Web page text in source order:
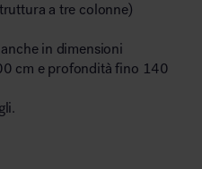
a tre colonne)
in dimensioni
cm e profondità fino 140